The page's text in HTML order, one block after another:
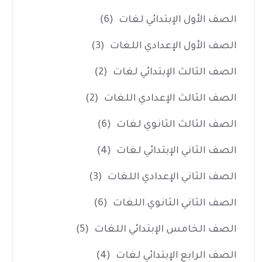
الصف الأول الإبتدائي لغات (6)
الصف الأول الإعدادي اللغات (3)
الصف الثالث الإبتدائي لغات (2)
الصف الثالث الإعدادي اللغات (2)
الصف الثالث الثانوي لغات (6)
الصف الثاني الإبتدائي لغات (4)
الصف الثاني الإعدادي اللغات (3)
الصف الثاني الثانوي اللغات (6)
الصف الخامس الإبتدائي اللغات (5)
الصف الرابع الإبتدائي لغات (4)